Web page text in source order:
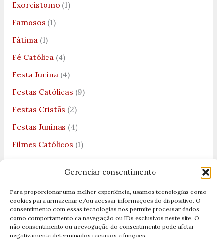
Gerenciar consentimento
Para proporcionar uma melhor experiência, usamos tecnologias como
cookies para armazenar e/ou acessar informações do dispositivo. O
consentimento com essas tecnologias nos permite processar dados
como comportamento da navegação ou IDs exclusivos neste site. O
não consentimento ou a revogação do consentimento pode afetar
negativamente determinados recursos e funções.
Exorcistomo (1)
Famosos (1)
Fátima (1)
Fé Católica (4)
Festa Junina (4)
Festas Católicas (9)
Festas Cristãs (2)
Festas Juninas (4)
Filmes Católicos (1)
Folia de Reis
(2)
Heresia(2)
História de Santo Expedito(1)
História de São Bento(1)